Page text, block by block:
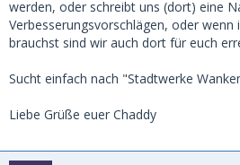
werden, oder schreibt uns (dort) eine
Verbesserungsvorschlägen, oder wenn
brauchst sind wir auch dort für euch
Sucht einfach nach "Stadtwerke
Liebe Grüße euer Chaddy